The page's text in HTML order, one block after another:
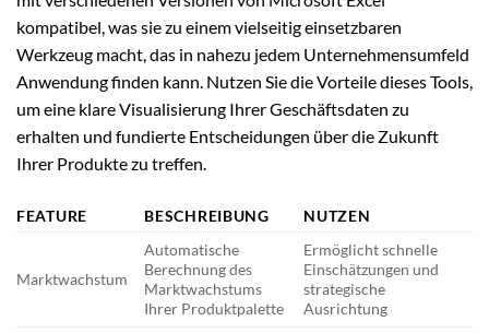
kompatibel, was sie zu einem vielseitig einsetzbaren
Werkzeug macht, das in nahezu jedem Unternehmensumfeld
Anwendung finden kann. Nutzen Sie die Vorteile dieses Tools,
um eine klare Visualisierung Ihrer Geschäftsdaten zu
erhalten und fundierte Entscheidungen über die Zukunft
Ihrer Produkte zu treffen.
FEATURE BESCHREIBUNG NUTZEN
Marktwachstum
Automatische
Berechnung des
Marktwachstums
Ihrer Produktpalette
Ermöglicht schnelle
Einschätzungen und
strategische
Ausrichtung